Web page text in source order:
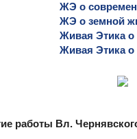
ЖЭ о
ЖЭ о земной
Живая Этика о
Живая Этика о
работы Вл.